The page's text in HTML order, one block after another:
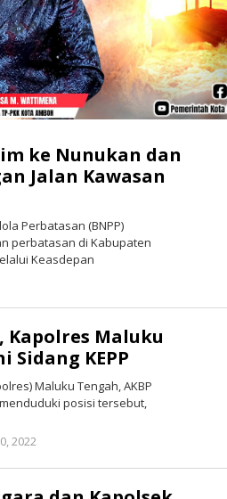
ke Nunukan dan
Jalan Kawasan
Perbatasan (BNPP)
perbatasan di Kabupaten
Keasdepan
Kapolres Maluku
Sidang KEPP
Maluku Tengah, AKBP
posisi tersebut,
2022